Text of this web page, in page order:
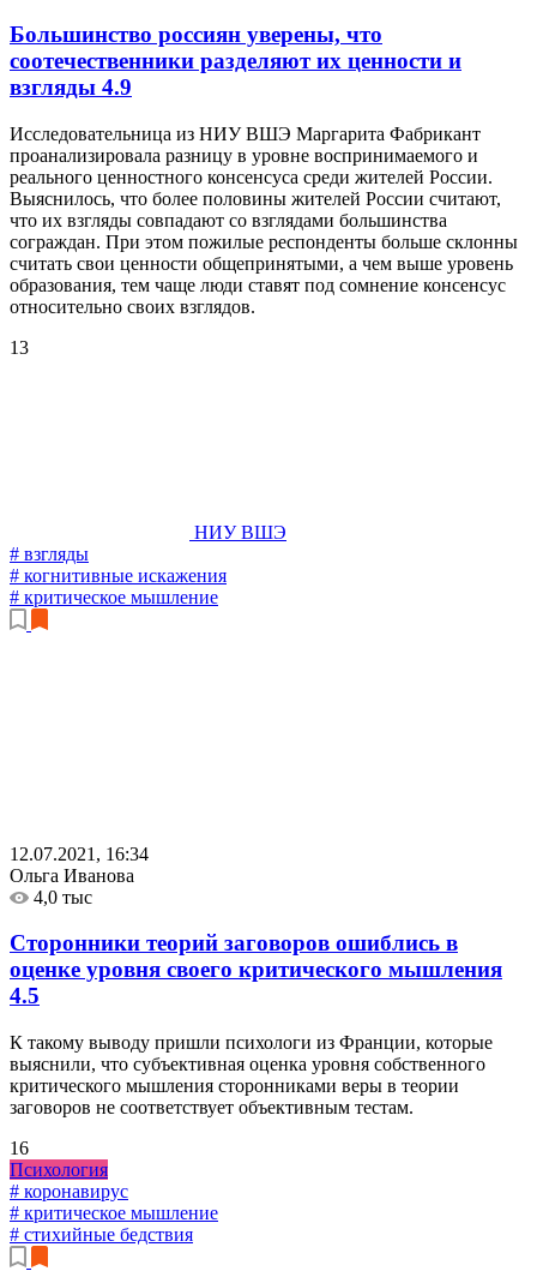
Большинство россиян уверены, что
соотечественники разделяют их ценности и
взгляды 4.9
Исследовательница из НИУ ВШЭ Маргарита Фабрикант
проанализировала разницу в уровне воспринимаемого и
реального ценностного консенсуса среди жителей России.
Выяснилось, что более половины жителей России считают,
что их взгляды совпадают со взглядами большинства
сограждан. При этом пожилые респонденты больше склонны
считать свои ценности общепринятыми, а чем выше уровень
образования, тем чаще люди ставят под сомнение консенсус
относительно своих взглядов.
13
НИУ ВШЭ
# взгляды
# когнитивные искажения
# критическое мышление
12.07.2021, 16:34
Ольга Иванова
4,0 тыс
Сторонники теорий заговоров ошиблись в
оценке уровня своего критического мышления
4.5
К такому выводу пришли психологи из Франции, которые
выяснили, что субъективная оценка уровня собственного
критического мышления сторонниками веры в теории
заговоров не соответствует объективным тестам.
16
Психология
# коронавирус
# критическое мышление
# стихийные бедствия